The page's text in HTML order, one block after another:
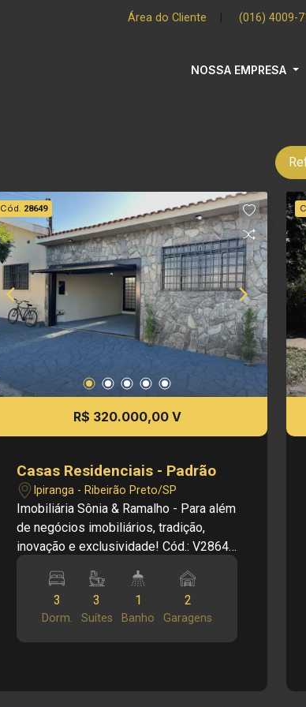
Área do Cliente (016) 4009-
NOSSA EMPRESA
Cód. 28649
R$ 320.000,00 V
Casas Residenciais - Padrão
Ipiranga - Ribeirão Preto/SP
Imobiliária Sônia & Ramalho - Para além
de negócios imobiliários, tradição,
inovação e exclusividade! Cód.: V28649
Garagem para carrro e moto - 3 suítes,
sendo uma no térreo - Sala de TV - Sala
de estar - Cozinha com copa - Sala de
jantar - Lavabo - Lavanderia -
3
Dorm.
3
Suítes
1
Banho
2
Garagens